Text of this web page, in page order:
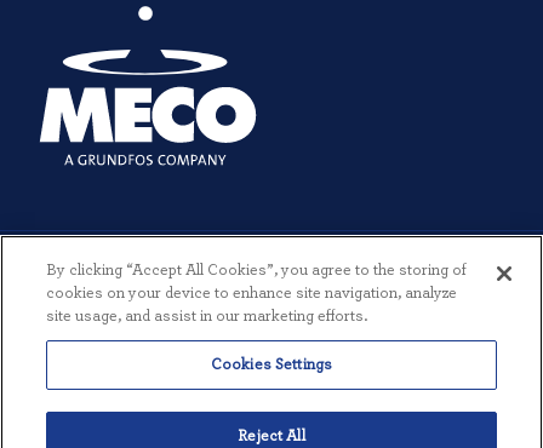
© 2026 MECO INCORPORATED. TUTTI I DIRITTI RISERVATI. |
TERMINI
INFORMATIVA SULLA PRIVACY
THREESIXTYEIGHT
By clicking “Accept All Cookies”, you agree to the storing of
cookies on your device to enhance site navigation, analyze
site usage, and assist in our marketing efforts.
Cookies Settings
Reject All